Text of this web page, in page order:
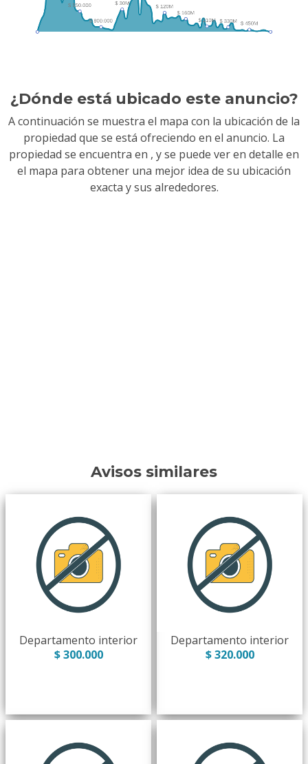
¿Dónde está ubicado este anuncio?
A continuación se muestra el mapa con la ubicación de la
propiedad que se está ofreciendo en el anuncio. La
propiedad se encuentra en , y se puede ver en detalle en
el mapa para obtener una mejor idea de su ubicación
exacta y sus alrededores.
Avisos similares
Departamento interior
$ 300.000
Departamento interior
$ 320.000